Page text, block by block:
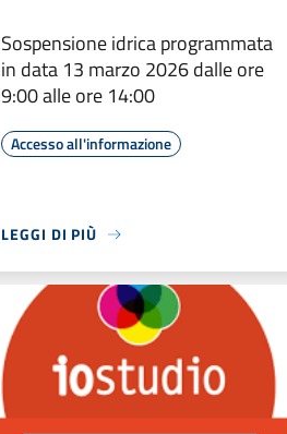
Sospensione idrica programmata
in data 13 marzo 2026 dalle ore
9:00 alle ore 14:00
Accesso all'informazione
LEGGI DI PIÙ